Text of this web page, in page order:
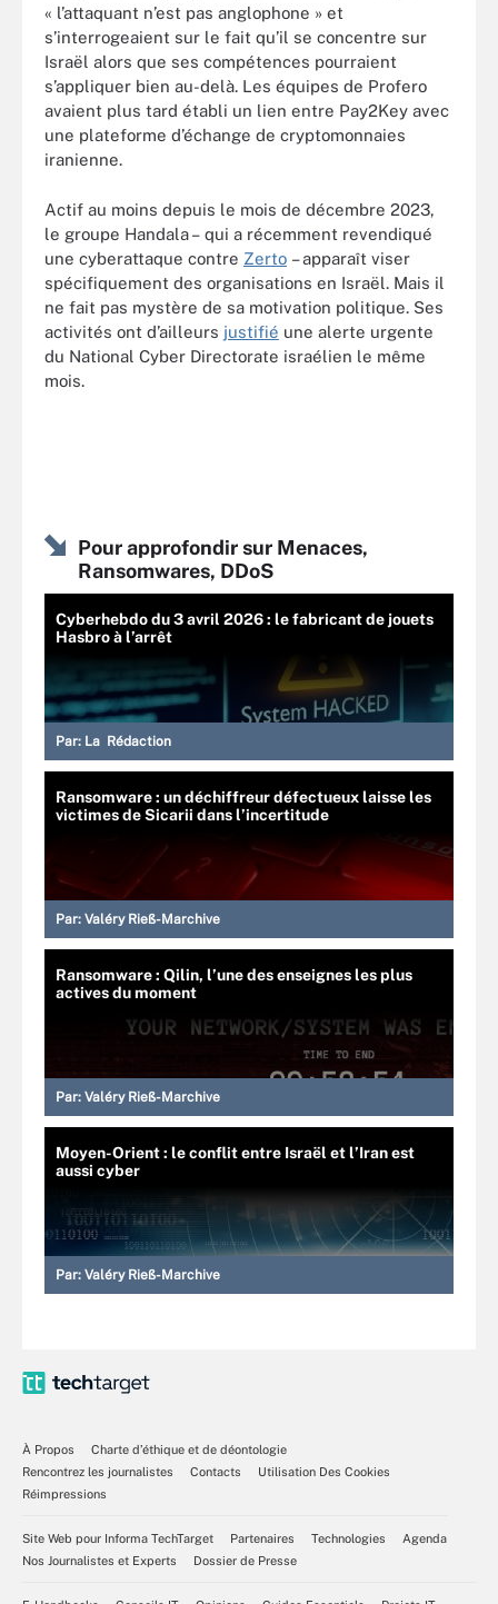
« l’attaquant n’est pas anglophone » et
s’interrogeaient sur le fait qu’il se concentre sur
Israël alors que ses compétences pourraient
s’appliquer bien au-delà. Les équipes de Profero
avaient plus tard établi un lien entre Pay2Key avec
une plateforme d’échange de cryptomonnaies
iranienne.
Actif au moins depuis le mois de décembre 2023,
le groupe Handala – qui a récemment revendiqué
une cyberattaque contre Zerto – apparaît viser
spécifiquement des organisations en Israël. Mais il
ne fait pas mystère de sa motivation politique. Ses
activités ont d’ailleurs justifié une alerte urgente
du National Cyber Directorate israélien le même
mois.
Pour approfondir sur Menaces,
Ransomwares, DDoS
Cyberhebdo du 3 avril 2026 : le fabricant de jouets
Hasbro à l’arrêt
Par: La Rédaction
Ransomware : un déchiffreur défectueux laisse les
victimes de Sicarii dans l’incertitude
Par: Valéry Rieß-Marchive
Ransomware : Qilin, l’une des enseignes les plus
actives du moment
Par: Valéry Rieß-Marchive
Moyen-Orient : le conflit entre Israël et l’Iran est
aussi cyber
Par: Valéry Rieß-Marchive
À Propos
Charte d’éthique et de déontologie
Rencontrez les journalistes
Contacts
Utilisation Des Cookies
Réimpressions
Site Web pour Informa TechTarget Partenaires Technologies
Agenda
Nos Journalistes et Experts
Dossier de Presse